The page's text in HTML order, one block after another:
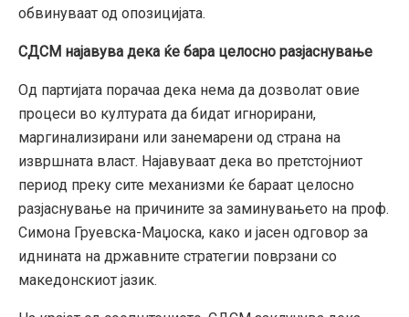
обвинуваат од опозицијата.
СДСМ најавува дека ќе бара целосно разјаснување
Од партијата порачаа дека нема да дозволат овие
процеси во културата да бидат игнорирани,
маргинализирани или занемарени од страна на
извршната власт. Најавуваат дека во претстојниот
период преку сите механизми ќе бараат целосно
разјаснување на причините за заминувањето на проф.
Симона Груевска-Маџоска, како и јасен одговор за
иднината на државните стратегии поврзани со
македонскиот јазик.